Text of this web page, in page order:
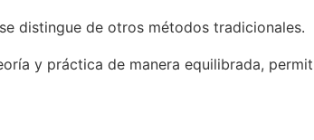
distingue de otros métodos tradicionales.
y práctica de manera equilibrada,